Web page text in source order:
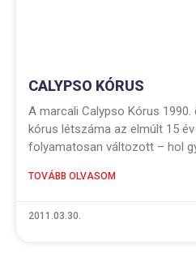
CALYPSO KÓRUS
A marcali Calypso Kórus
kórus létszáma az elmúlt 15
folyamatosan változott – hol
TOVÁBB OLVASOM
2011.03.30.